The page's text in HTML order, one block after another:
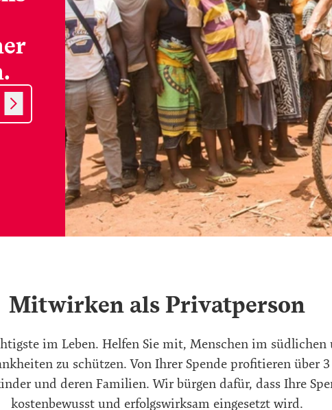
Mitwirken als Privatperson
im Leben. Helfen Sie mit, Menschen im
zu schützen. Von Ihrer Spende profitieren über
und deren Familien. Wir bürgen dafür, dass Ihre
kostenbewusst und erfolgswirksam eingesetzt wird.